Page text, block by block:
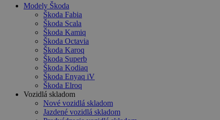
Close
Modely Škoda
Škoda Fabia
Škoda Scala
Škoda Kamiq
Škoda Octavia
Škoda Karoq
Škoda Superb
Škoda Kodiaq
Škoda Enyaq iV
Škoda Elroq
Vozidlá skladom
Nové vozidlá skladom
Jazdené vozidlá skladom